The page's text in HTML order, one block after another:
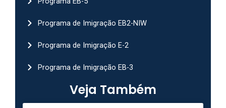
Programa de Imigração EB2-NIW
Programa de Imigração E-2
Programa de Imigração EB-3
Veja Também